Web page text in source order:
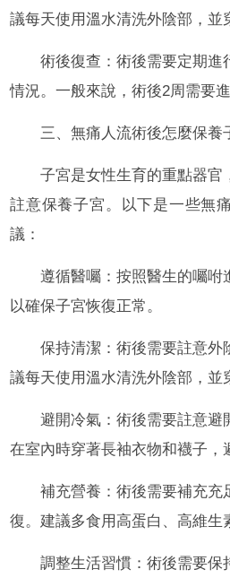
議每天使用溫水清洗外陰部，並
術後復查：術後需要定期進
情況。一般來說，術後2周需要
三、無痛人流術後怎麼保養
子宮是女性生育的重點器官
註意保養子宮。以下是一些無
議：
遵循醫囑：按照醫生的囑咐
以確保子宮恢復正常。
保持清潔：術後需要註意外
議每天使用溫水清洗外陰部，並
避開冷氣：術後需要註意避
在室內時穿著長袖衣物和襪子，
補充營養：術後需要補充充
復。建議多食用高蛋白、高維生
調整生活習慣：術後需要保